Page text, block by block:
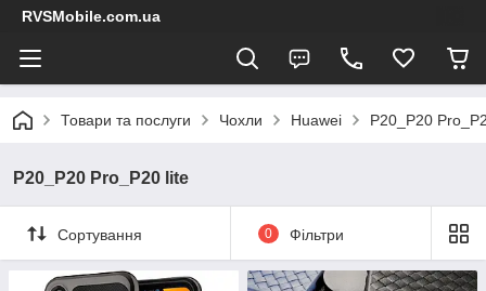
RVSMobile.com.ua
Товари та послуги Чохли Huawei P20_P20
P20_P20 Pro_P20 lite
Сортування 0 Фільтри